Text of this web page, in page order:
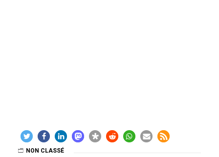
NON CLASSÉ